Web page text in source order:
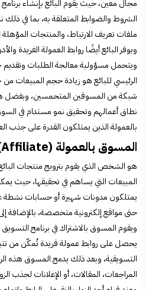
مجال معين، حيث يقوم البائع بإنشاء
الشروط والضوابط المتعلقة به، بما في
ملفات تعريف الارتباط، والمنتجات
ويوفر البائع أيضًا روابط العمولة الفريدة
ويتحمل مسؤولية معالجة الطلبات
الرئيسي للبائع هو زيادة حجم المبيعات
شبكة من المسوقين المتحمسين، وبفضل
نطاق أعمالهم وتحقيق نمو مستدام في
بالعمولة الذين يمتلكون القدرة على جذب
المسوق بالعمولة (Affiliate)
هو الشخص الذي يقوم بترويج منتجات
المبيعات التي يساهم في تحقيقها، حيث
يمتلكون مدونات شهيرة أو حسابات نشطة
حتى مواقع إلكترونية متخصصة، بالإضافة
ويقوم المسوق بالاشتراك في برنامج
يحصل على روابط عمولة فريدة تُمكّن من
التسويقية، وبعد ذلك يدمج المسوق هذه
المراجعات، المقالات، أو الإعلانات لجذب